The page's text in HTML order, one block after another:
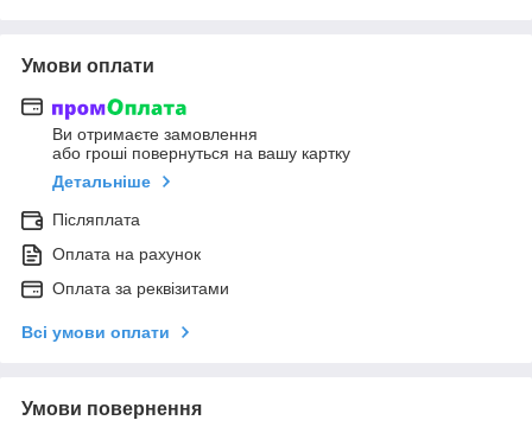
Умови оплати
Ви отримаєте замовлення
або гроші повернуться на вашу картку
Детальніше
Післяплата
Оплата на рахунок
Оплата за реквізитами
Всі умови оплати
Умови повернення